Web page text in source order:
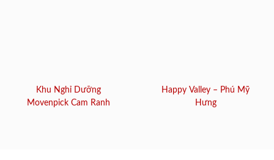
Khu Nghỉ Dưỡng
Movenpick Cam Ranh
Happy Valley – Phú Mỹ
Hưng